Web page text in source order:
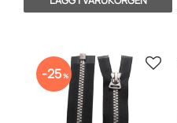
25%